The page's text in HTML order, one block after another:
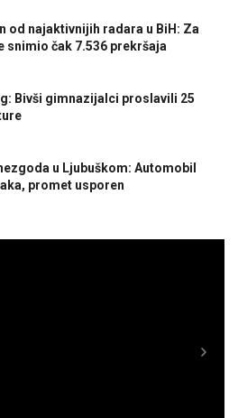
od najaktivnijih radara u BiH: Za
snimio čak 7.536 prekršaja
Bivši gimnazijalci proslavili 25
u Ljubuškom: Automobil
promet usporen